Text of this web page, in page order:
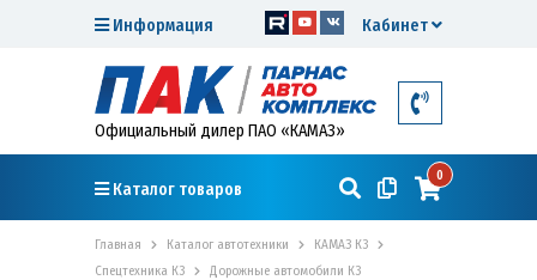
Кабинет
Информация
Официальный дилер ПАО «КАМАЗ»
Каталог товаров
0
Главная Каталог автотехники
КАМАЗ К3
Спецтехника К3
Дорожные автомобили К3